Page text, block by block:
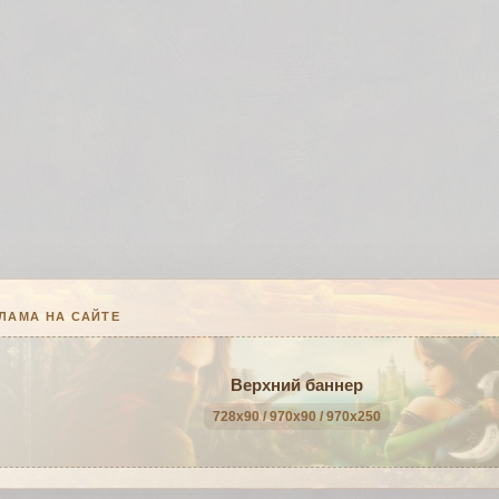
НА САЙТЕ
Верхний баннер
728x90 / 970x90 / 970x250